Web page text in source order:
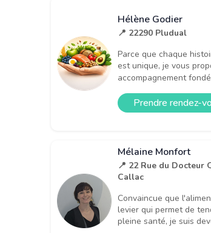
Hélène Godier
📍 22290 Pludual
Parce que chaque
est unique, je vous
accompagnement
Prendre rendez-
Mélaine Monfort
📍 22 Rue du Docteur
Callac
Convaincue que
levier qui permet de
pleine santé, je suis